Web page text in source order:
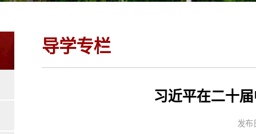
导学专栏
习近平在二十
发